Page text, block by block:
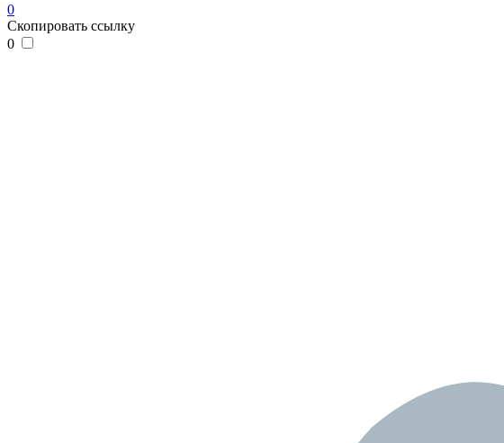
0
Скопировать ссылку
0